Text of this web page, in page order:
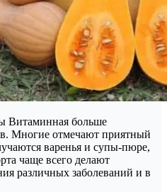
Витаминная больше
Многие отмечают приятный
варенья и супы-пюре,
чаще всего делают
различных заболеваний и в